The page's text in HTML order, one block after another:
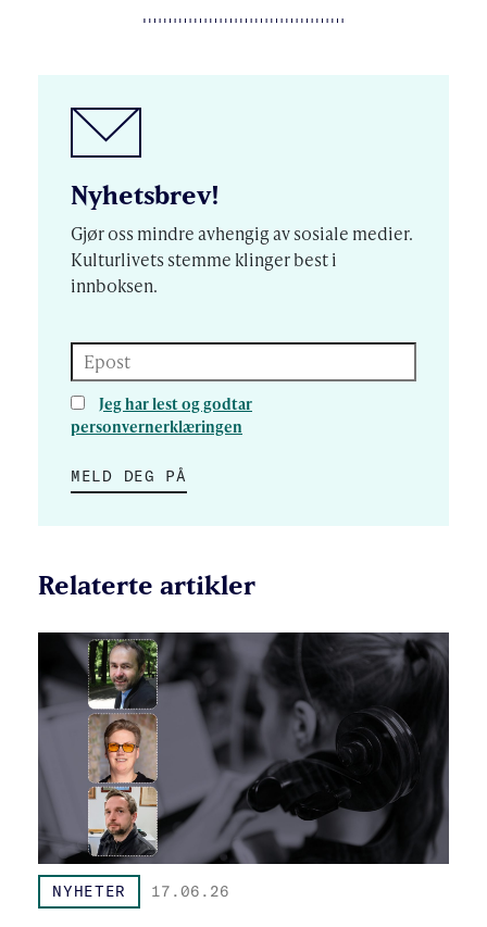
Nyhetsbrev!
Gjør oss mindre avhengig av sosiale medier.
Kulturlivets stemme klinger best i
innboksen.
Epost
Jeg har lest og godtar
personvernerklæringen
MELD DEG PÅ
Relaterte artikler
NYHETER 17.06.26